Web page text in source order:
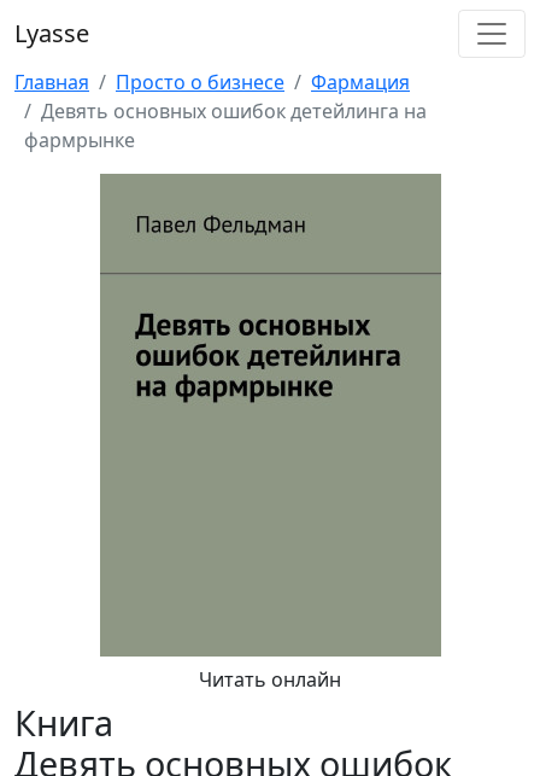
Lyasse
Главная Просто о бизнесе
Фармация
Девять основных ошибок детейлинга на
фармрынке
Читать онлайн
Книга
Девять основных ошибок